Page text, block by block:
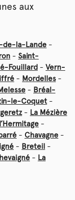
aux
de-la-Lande -
- Saint-
Fouillard - Vern-
- Mordelles -
- Bréal-
le-Coquet -
- La Mézière
l’Hermitage -
- Chavagne -
- Breteil -
- La